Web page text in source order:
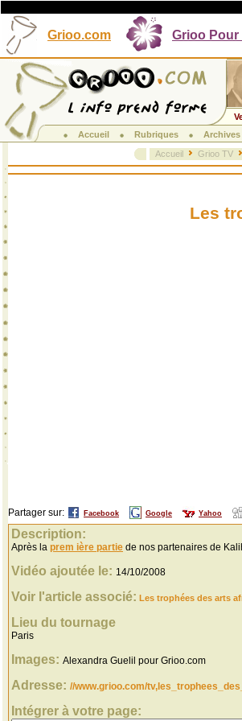
Grioo.com Grioo Pour
Accueil
Rubriques Archives
Accueil
Grioo TV
Les
Partager sur: Facebook Google Yahoo
Description:
Après la prem ière partie de nos partenaires de
Vidéo ajoutée le: 14/10/2008
Voir l'article associé: Les trophées des arts
Lieu du tournage
Paris
Images: Alexandra Guelil pour Grioo.com
Adresse: //www.grioo.com/
Intégrer à votre page: